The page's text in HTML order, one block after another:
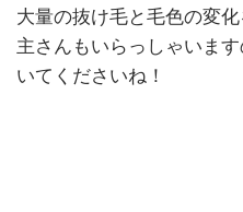
大量の抜け毛と毛色の変
主さんもいらっしゃいま
いてくださいね！